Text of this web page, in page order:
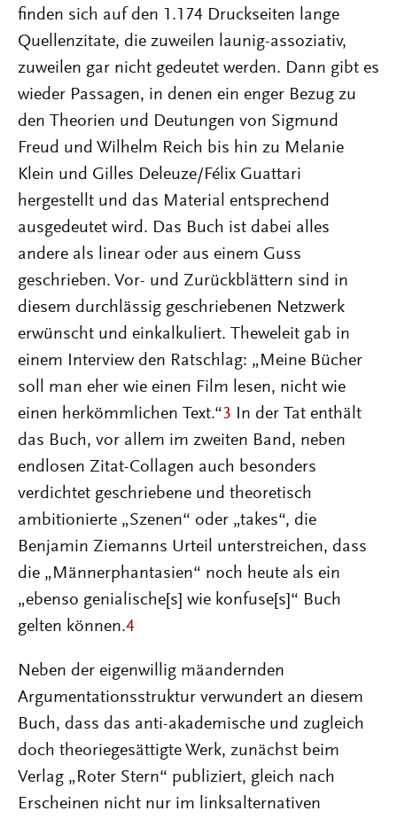
finden sich auf den 1.174 Druckseiten lange
Quellenzitate, die zuweilen launig-assoziativ,
zuweilen gar nicht gedeutet werden. Dann gibt es
wieder Passagen, in denen ein enger Bezug zu
den Theorien und Deutungen von Sigmund
Freud und Wilhelm Reich bis hin zu Melanie
Klein und Gilles Deleuze/Félix Guattari
hergestellt und das Material entsprechend
ausgedeutet wird. Das Buch ist dabei alles
andere als linear oder aus einem Guss
geschrieben. Vor- und Zurückblättern sind in
diesem durchlässig geschriebenen Netzwerk
erwünscht und einkalkuliert. Theweleit gab in
einem Interview den Ratschlag: „Meine Bücher
soll man eher wie einen Film lesen, nicht wie
einen herkömmlichen Text.“3 In der Tat enthält
das Buch, vor allem im zweiten Band, neben
endlosen Zitat-Collagen auch besonders
verdichtet geschriebene und theoretisch
ambitionierte „Szenen“ oder „takes“, die
Benjamin Ziemanns Urteil unterstreichen, dass
die „Männerphantasien“ noch heute als ein
„ebenso genialische[s] wie konfuse[s]“ Buch
gelten können.4
Neben der eigenwillig mäandernden
Argumentationsstruktur verwundert an diesem
Buch, dass das anti-akademische und zugleich
doch theoriegesättigte Werk, zunächst beim
Verlag „Roter Stern“ publiziert, gleich nach
Erscheinen nicht nur im linksalternativen